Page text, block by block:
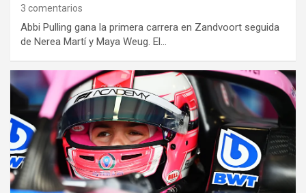
3 comentarios
Abbi Pulling gana la primera carrera en Zandvoort seguida
de Nerea Martí y Maya Weug. El…